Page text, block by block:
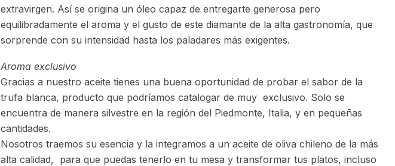
extravirgen. Así se origina un óleo capaz de entregarte generosa pero
equilibradamente el aroma y el gusto de este diamante de la alta gastronomía, que
sorprende con su intensidad hasta los paladares más exigentes.
Aroma exclusivo
Gracias a nuestro aceite tienes una buena oportunidad de probar el sabor de la
trufa blanca, producto que podríamos catalogar de muy exclusivo. Solo se
encuentra de manera silvestre en la región del Piedmonte, Italia, y en pequeñas
cantidades.
Nosotros traemos su esencia y la integramos a un aceite de oliva chileno de la más
alta calidad, para que puedas tenerlo en tu mesa y transformar tus platos, incluso